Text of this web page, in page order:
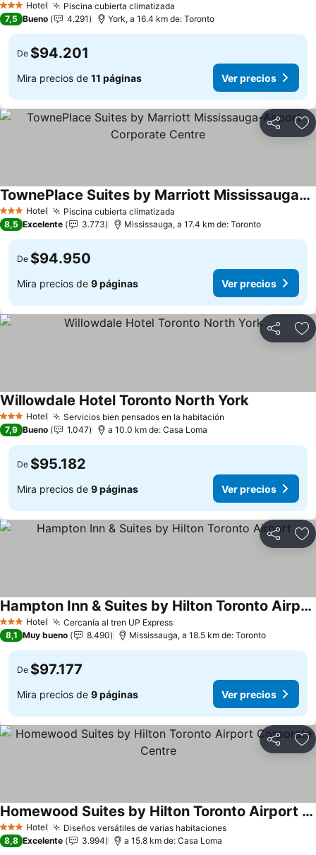
3 Estrellas
Hotel Piscina cubierta climatizada
Ver precios
7,5 Bueno 4.291 York, a 16.4 km de: Toronto
De $94.201
Mira precios de 11 páginas Ver precios
Compartir
3 Estrellas
Hotel Piscina cubierta climatizada
TownePlace Suites by Marriott Mississauga-Airport Corporate Centre
Ver precios
8,5 Excelente 3.773 Mississauga, a 17.4 km de: Toronto
De $94.950
Mira precios de 9 páginas Ver precios
Compartir
3 Estrellas
Hotel Servicios bien pensados en la habitación
Willowdale Hotel Toronto North YorkVer precios
7,9 Bueno 1.047 a 10.0 km de: Casa Loma
De $95.182
Mira precios de 9 páginas Ver precios
Compartir
3 Estrellas
Hotel Cercanía al tren UP ExpressVer precios
Hampton Inn & Suites by Hilton Toronto Airport
Ver precios
8,1 Muy bueno 8.490 Mississauga, a 18.5 km de: Toronto
De $97.177
Mira precios de 9 páginas Ver precios
Compartir
3 Estrellas
Hotel Diseños versátiles de varias habitacionesVer precios
Homewood Suites by Hilton Toronto Airport Corporate Centre
Ver precios
8,8 Excelente 3.994 a 15.8 km de: Casa Loma